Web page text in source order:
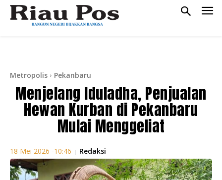
Metropolis Pekanbaru
Menjelang Iduladha, Penjualan
Hewan Kurban di Pekanbaru
Mulai Menggeliat
18 Mei 2026 -10:46 | Redaksi